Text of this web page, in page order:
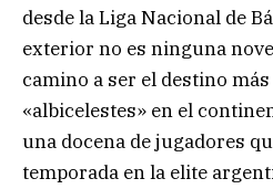
desde la Liga Nacional de
exterior no es ninguna
camino a ser el destino
«albicelestes» en el
una docena de jugadores
temporada en la elite